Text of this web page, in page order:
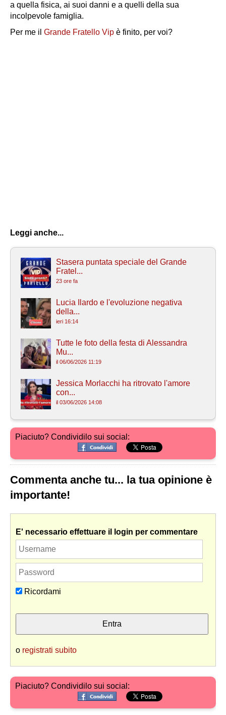
a quella fisica, ai suoi danni e a quelli della sua
incolpevole famiglia.
Per me il Grande Fratello Vip è finito, per voi?
Leggi anche...
Stasera puntata speciale del Grande
Fratel...
23 ore fa
Lucia Ilardo e l'evoluzione negativa
della...
ieri 16:14
Tutte le foto della festa di Alessandra
Mu...
il 06/06/2026 11:19
Jessica Morlacchi ha ritrovato l'amore
con...
il 03/06/2026 14:08
Piaciuto? Condividilo sui social:
Commenta anche tu... la tua opinione è
importante!
E' necessario effettuare il login per commentare
Ricordami
o registrati subito
Piaciuto? Condividilo sui social: